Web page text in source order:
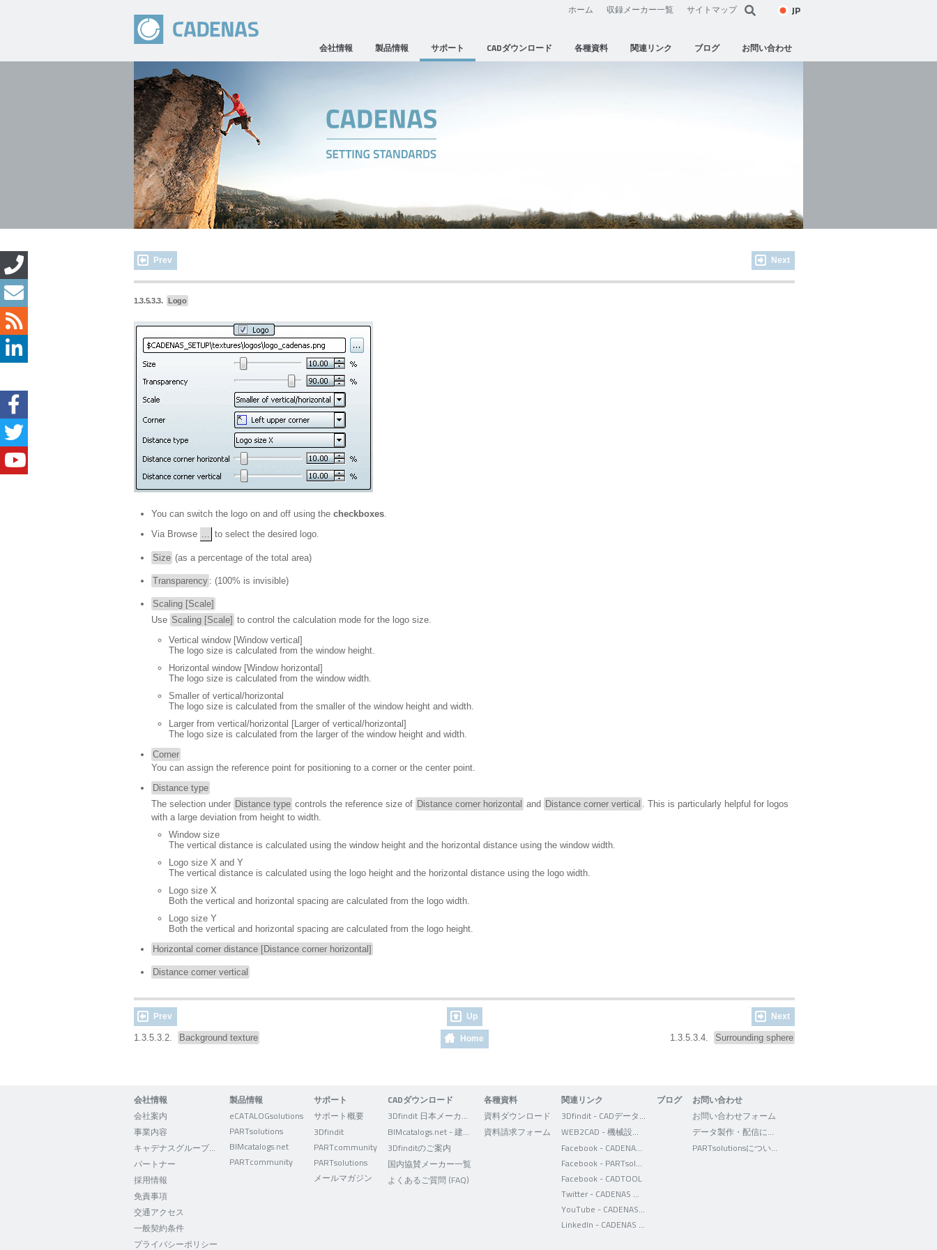
ホーム 収録メーカー一覧 サイトマップ JP
会社情報 製品情報 サポート CADダウンロード 各種資料 関連リンク ブログ お問い合わせ
Prev Next
1.3.5.3.3. Logo
You can switch the logo on and off using the checkboxes.
Via Browse ... to select the desired logo.
Size (as a percentage of the total area)
Transparency : (100% is invisible)
Scaling [Scale]
Use Scaling [Scale] to control the calculation mode for the logo size.
Vertical window [Window vertical]
The logo size is calculated from the window height.
Horizontal window [Window horizontal]
The logo size is calculated from the window width.
Smaller of vertical/horizontal
The logo size is calculated from the smaller of the window height and width.
Larger from vertical/horizontal [Larger of vertical/horizontal]
The logo size is calculated from the larger of the window height and width.
Corner
You can assign the reference point for positioning to a corner or the center point.
Distance type
The selection under Distance type controls the reference size of Distance corner horizontal and Distance corner vertical . This is particularly helpful for logos
with a large deviation from height to width.
Window size
The vertical distance is calculated using the window height and the horizontal distance using the window width.
Logo size X and Y
The vertical distance is calculated using the logo height and the horizontal distance using the logo width.
Logo size X
Both the vertical and horizontal spacing are calculated from the logo width.
Logo size Y
Both the vertical and horizontal spacing are calculated from the logo height.
Horizontal corner distance [Distance corner horizontal]
Distance corner vertical
Prev Up Next
1.3.5.3.2. Background texture Home 1.3.5.3.4. Surrounding sphere
会社情報
会社案内
事業内容
パートナー
採用情報
免責事項
交通アクセス
一般契約条件
プライバシーポリシー
製品情報
eCATALOGsolutions
PARTsolutions
BIMcatalogs.net
PARTcommunity
サポート
サポート概要
3Dfindit
PARTcommunity
PARTsolutions
メールマガジン
CADダウンロード
3Dfinditのご案内
国内協賛メーカー一覧
よくあるご質問 (FAQ)
各種資料
資料ダウンロード
資料請求フォーム
関連リンク
Facebook - CADENAS WEB2CAD
Facebook - CADTOOL
ブログ お問い合わせ
お問い合わせフォーム